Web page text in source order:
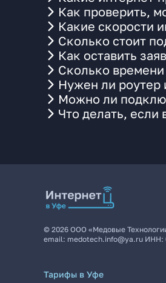
Как проверить,
Какие скорости
Сколько стоит
Как оставить
Сколько
Нужен ли роутер
Можно ли
Что делать, если
© 2026 ООО «Медовые
email: medotech.info@ya.ru ИНН:
Тарифы в Уфе